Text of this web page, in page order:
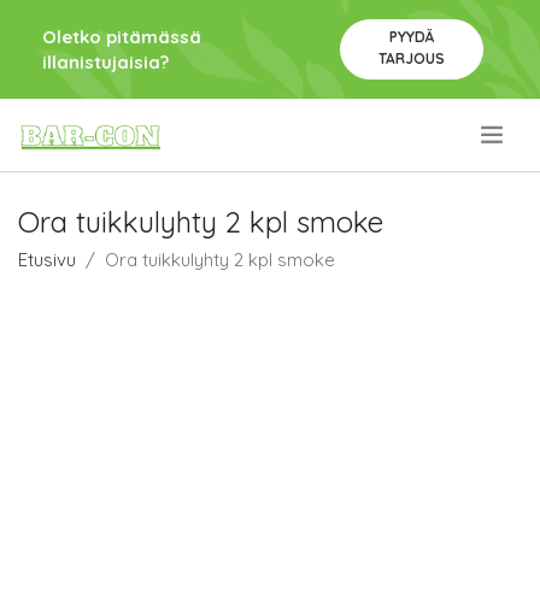
Oletko pitämässä
illanistujaisia?
PYYDÄ
TARJOUS
Ora tuikkulyhty 2 kpl smoke
Etusivu Ora tuikkulyhty 2 kpl smoke